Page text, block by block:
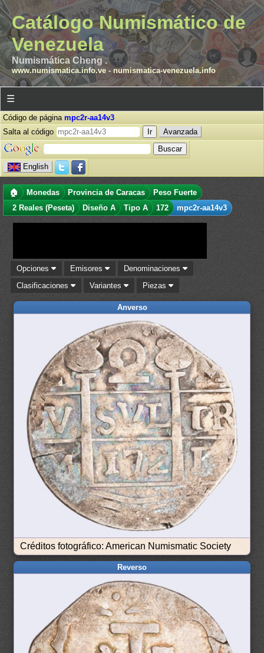
Catálogo Numismático de
Venezuela
Numismática Cheng .
www.numismatica.info.ve- numismatica-venezuela.info
☰
Código de página mpc2r-aa14v3
Salta al código
Avanzada
English
🏠 Monedas Provincia de Caracas
Peso Fuerte
2 Reales (Peseta)
Diseño A Tipo A 172 mpc2r-aa14v3
Opciones Emisores
Denominaciones
Clasificaciones
Variantes Piezas
Anverso
Créditos fotográfico: American Numismatic Society
Reverso